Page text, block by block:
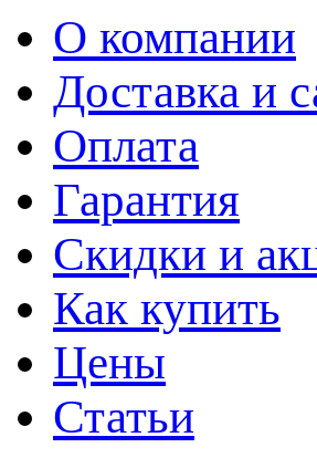
О компании
Доставка и
Оплата
Гарантия
Скидки и
Как купить
Цены
Статьи